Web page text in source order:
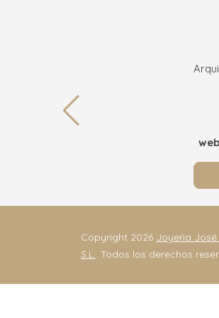
Copyright 2026 Joyeria José
S.L.. Todos los derechos